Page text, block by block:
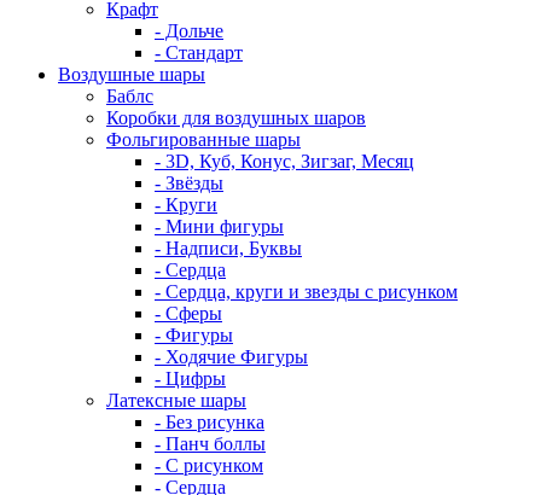
Крафт
- Дольче
- Стандарт
Воздушные шары
Баблс
Коробки для воздушных шаров
Фольгированные шары
- 3D, Куб, Конус, Зигзаг, Месяц
- Звёзды
- Круги
- Мини фигуры
- Надписи, Буквы
- Сердца
- Сердца, круги и звезды с рисунком
- Сферы
- Фигуры
- Ходячие Фигуры
- Цифры
Латексные шары
- Без рисунка
- Панч боллы
- С рисунком
- Сердца